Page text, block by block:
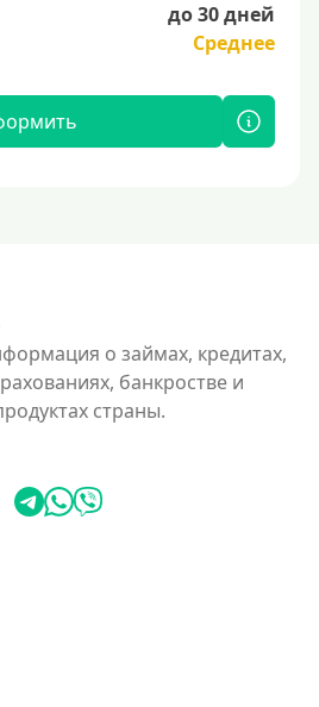
до 30 дней
Среднее
о займах, кредитах,
банкростве и
страны.